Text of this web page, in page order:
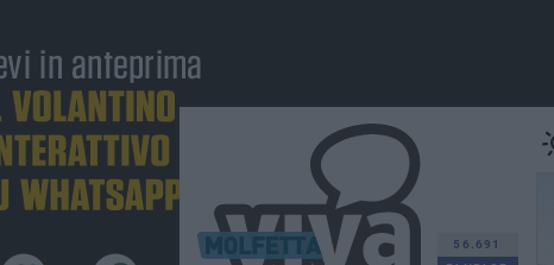
56.691